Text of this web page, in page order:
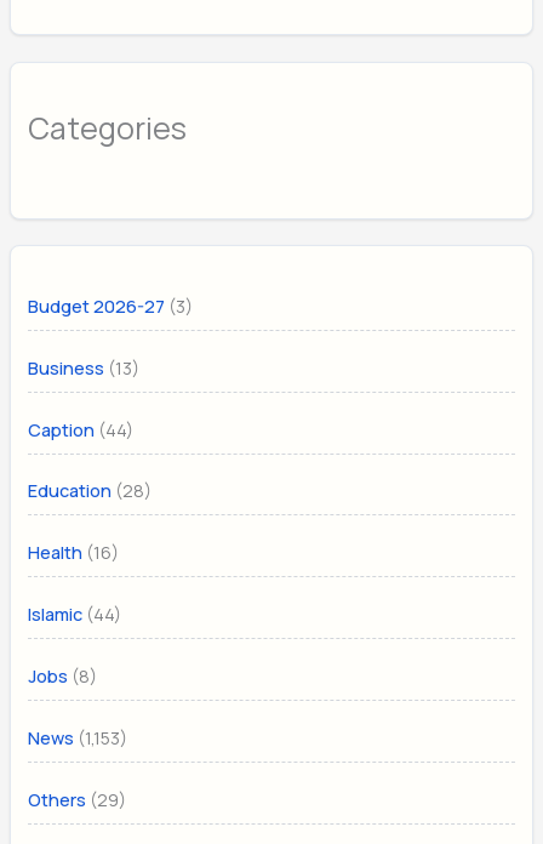
Categories
Budget 2026-27 (3)
Business (13)
Caption (44)
Education (28)
Health (16)
Islamic (44)
Jobs (8)
News (1,153)
Others (29)